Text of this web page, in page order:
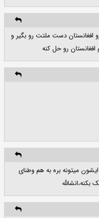
دست ملتت رو بگیر و
رو حل کنه
میتونه بره به هم وطنای